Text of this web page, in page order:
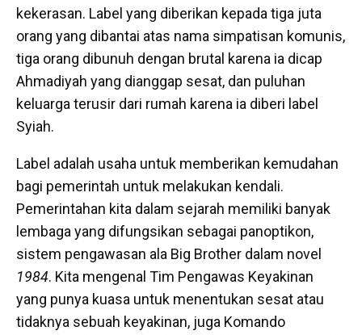
kekerasan. Label yang diberikan kepada tiga juta
orang yang dibantai atas nama simpatisan komunis,
tiga orang dibunuh dengan brutal karena ia dicap
Ahmadiyah yang dianggap sesat, dan puluhan
keluarga terusir dari rumah karena ia diberi label
Syiah.
Label adalah usaha untuk memberikan kemudahan
bagi pemerintah untuk melakukan kendali.
Pemerintahan kita dalam sejarah memiliki banyak
lembaga yang difungsikan sebagai panoptikon,
sistem pengawasan ala Big Brother dalam novel
1984. Kita mengenal Tim Pengawas Keyakinan
yang punya kuasa untuk menentukan sesat atau
tidaknya sebuah keyakinan, juga Komando